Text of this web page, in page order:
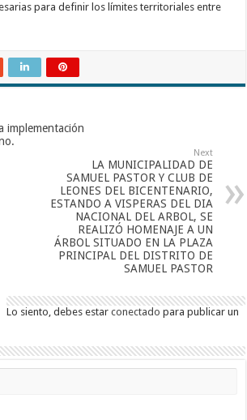
para definir los límites territoriales entre
implementación
Next
LA MUNICIPALIDAD DE
SAMUEL PASTOR Y CLUB DE
LEONES DEL BICENTENARIO,
ESTANDO A VISPERAS DEL DIA
NACIONAL DEL ARBOL, SE
REALIZÓ HOMENAJE A UN
ÁRBOL SITUADO EN LA PLAZA
PRINCIPAL DEL DISTRITO DE
SAMUEL PASTOR
Lo siento, debes estarconectado para publicar un